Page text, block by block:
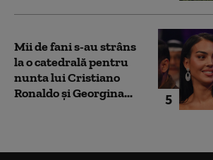
5
Mii de fani s-au strâns
la o catedrală pentru
nunta lui Cristiano
Ronaldo şi Georgina...